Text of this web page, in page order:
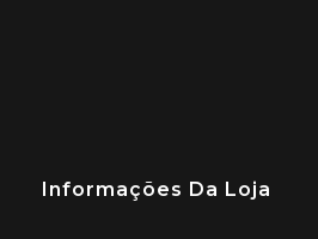
Informações Da Loja